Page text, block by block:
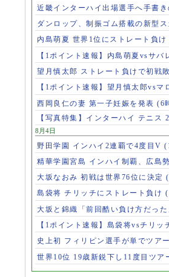
近畿インターハイ出場選手へ手書
ダンロップ、制振ゴム搭載の新型
内島萌夏 世界1位にストレート負け
【1ポイント速報】内島萌夏vsサバ
望月慎太郎 ストレート負けで初戦
【1ポイント速報】望月慎太郎vsマ
西岡良仁の妻 第一子妊娠を発表 (6
【写真特集】インターハイ テニス
8月4日
野田学園 インハイ2連覇で4度目V
精華学園宮島 インハイ制覇、広島
大坂なおみ 初戦は世界76位に決定
島袋将 チリッチにストレート負け
大坂と錦織「前回酷い負け方だった
【1ポイント速報】島袋将vsチリッ
史上初 フィリピン選手が単でツア
世界10位 19歳新鋭下し11度目ツア